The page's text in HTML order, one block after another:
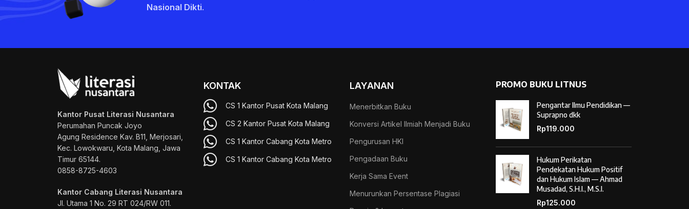
Nasional Dikti.
Kantor Pusat Literasi Nusantara
Perumahan Puncak Joyo
Agung Residence Kav. B11, Merjosari,
Kec. Lowokwaru, Kota Malang, Jawa
Timur 65144.
0858-8725-4603
Kantor Cabang Literasi Nusantara
Jl. Utama 1 No. 29 RT 024/RW 011.
KONTAK
CS 1 Kantor Pusat Kota Malang
CS 2 Kantor Pusat Kota Malang
CS 1 Kantor Cabang Kota Metro
CS 1 Kantor Cabang Kota Metro
LAYANAN
Menerbitkan Buku
Konversi Artikel Ilmiah Menjadi Buku
Pengurusan HKI
Pengadaan Buku
Kerja Sama Event
Menurunkan Persentase Plagiasi
PROMO BUKU LITNUS
Pengantar Ilmu Pendidikan —
Suprapno dkk
Rp119.000
Hukum Perikatan
Pendekatan Hukum Positif
dan Hukum Islam — Ahmad
Musadad, S.H.I., M.S.I.
Rp125.000